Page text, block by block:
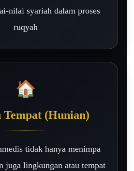
nilai syariah dalam proses
ruqyah
🏠
Tempat (Hunian)
tidak hanya menimpa
juga lingkungan atau tempat